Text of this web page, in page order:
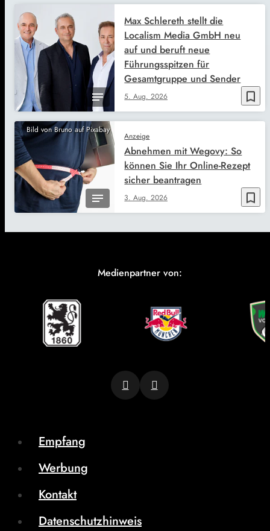
bookmark_border
5. Aug. 2026
Max Schlereth stellt die
Localism Media GmbH neu
auf und beruft neue
Führungsspitzen für
Gesamtgruppe und Sender
Bild von Bruno auf Pixabay
bookmark_border
Anzeige
3. Aug. 2026
Abnehmen mit Wegovy: So
können Sie Ihr Online-Rezept
sicher beantragen
Medienpartner von:
Empfang
Werbung
Kontakt
Datenschutzhinweis